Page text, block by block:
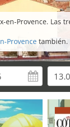
Provence.
Provence también.